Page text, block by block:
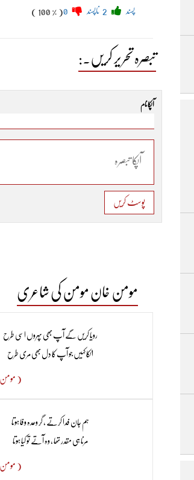
پسند ناپسند ( 100 % )
تبصرہ تحریر کریں۔:
آپکا نام
پوسٹ کریں
مومن خان مومن کی شاعری
رویا کریں گے آپ بھی پہروں اسی طرح
اٹکا کہیں جو آپ کا دل بھی مری طرح
( مومن خان مومن )
ہم جان فدا کرتے ، گر وعدہ وفا ہوتا
مرنا ہی مقدر تھا ، وہ آتے تو کیا ہوتا
( مومن خان مومن )